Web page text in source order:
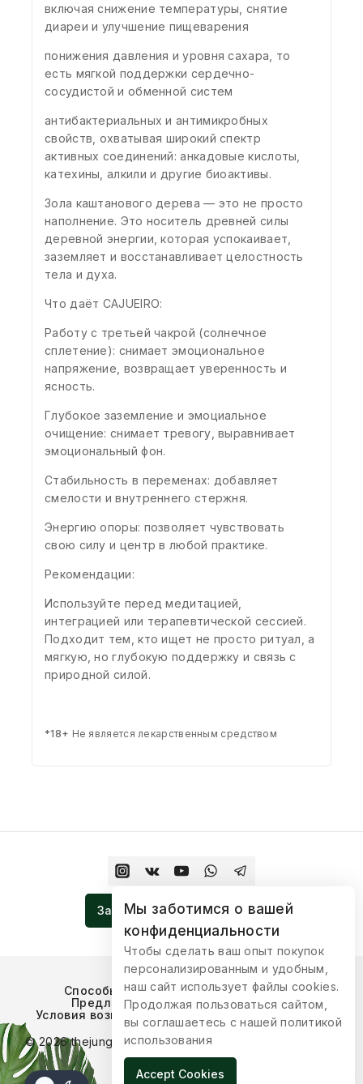
включая снижение температуры, снятие
диареи и улучшение пищеварения
понижения давления и уровня сахара, то
есть мягкой поддержки сердечно-
сосудистой и обменной систем
антибактериальных и антимикробных
свойств, охватывая широкий спектр
активных соединений: анкадовые кислоты,
катехины, алкили и другие биоактивы.
Зола каштанового дерева — это не просто
наполнение. Это носитель древней силы
деревной энергии, которая успокаивает,
заземляет и восстанавливает целостность
тела и духа.
Что даёт CAJUEIRO:
Работу с третьей чакрой (солнечное
сплетение): снимает эмоциональное
напряжение, возвращает уверенность и
ясность.
Глубокое заземление и эмоциальное
очищение: снимает тревогу, выравнивает
эмоциональный фон.
Стабильность в переменах: добавляет
смелости и внутреннего стержня.
Энергию опоры: позволяет чувствовать
свою силу и центр в любой практике.
Рекомендации:
Используйте перед медитацией,
интеграцией или терапевтической сессией.
Подходит тем, кто ищет не просто ритуал, а
мягкую, но глубокую поддержку и связь с
природной силой.
*18+ Не является лекарственным средством
Записаться На Церемонию
Способы оплаты
Условия доставки
Предложения для сотрудничества
Условия возврата товара
Публичная оферта
© 2026 thejungleboutique Разработка:
Мы заботимся о вашей
конфиденциальности
Чтобы сделать ваш опыт покупок
персонализированным и удобным,
наш сайт использует файлы cookies.
Продолжая пользоваться сайтом,
вы соглашаетесь с нашей политикой
использования
Accept Cookies